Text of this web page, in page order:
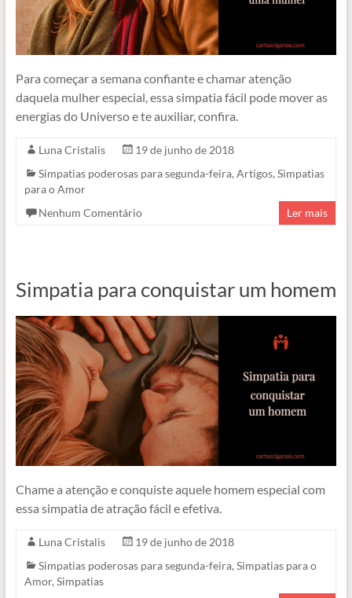
Para começar a semana confiante e chamar atenção
daquela mulher especial, essa simpatia fácil pode mover as
energias do Universo e te auxiliar, confira.
Luna Cristalis
19 de junho de 2018
Simpatias poderosas para segunda-feira, Artigos, Simpatias
para o Amor
Nenhum Comentário
Ler mais
Simpatia para conquistar um homem
Chame a atenção e conquiste aquele homem especial com
essa simpatia de atração fácil e efetiva.
Luna Cristalis
19 de junho de 2018
Simpatias poderosas para segunda-feira, Simpatias para o
Amor, Simpatias